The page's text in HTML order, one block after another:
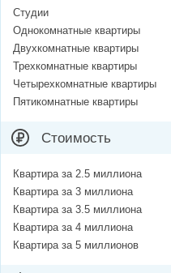
Студии
Однокомнатные квартиры
Двухкомнатные квартиры
Трехкомнатные квартиры
Четырехкомнатные квартиры
Пятикомнатные квартиры
Стоимость
Квартира за 2.5 миллиона
Квартира за 3 миллиона
Квартира за 3.5 миллиона
Квартира за 4 миллиона
Квартира за 5 миллионов